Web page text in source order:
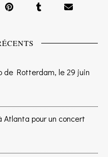
de Rotterdam, le 29 juin
Atlanta pour un concert